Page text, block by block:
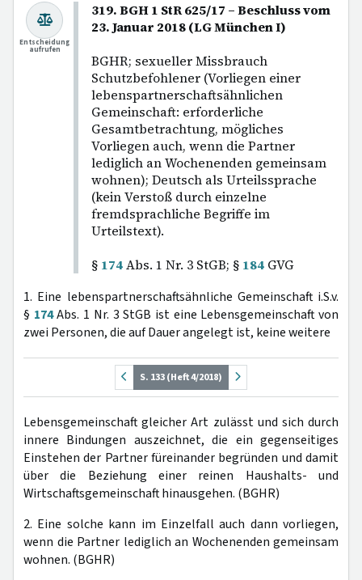
319. BGH 1 StR 625/17 – Beschluss vom
23. Januar 2018 (LG München I)
BGHR; sexueller Missbrauch
Schutzbefohlener (Vorliegen einer
lebenspartnerschaftsähnlichen
Gemeinschaft: erforderliche
Gesamtbetrachtung, mögliches
Vorliegen auch, wenn die Partner
lediglich an Wochenenden gemeinsam
wohnen); Deutsch als Urteilssprache
(kein Verstoß durch einzelne
fremdsprachliche Begriffe im
Urteilstext).
§ 174Abs. 1 Nr. 3 StGB; § 184 GVG
Entscheidung
aufrufen
1. Eine lebenspartnerschaftsähnliche Gemeinschaft i.S.v.
§ 174Abs. 1 Nr. 3 StGB ist eine Lebensgemeinschaft von
zwei Personen, die auf Dauer angelegt ist, keine weitere
S. 133 (Heft 4/2018)
Lebensgemeinschaft gleicher Art zulässt und sich durch
innere Bindungen auszeichnet, die ein gegenseitiges
Einstehen der Partner füreinander begründen und damit
über die Beziehung einer reinen Haushalts- und
Wirtschaftsgemeinschaft hinausgehen. (BGHR)
2. Eine solche kann im Einzelfall auch dann vorliegen,
wenn die Partner lediglich an Wochenenden gemeinsam
wohnen. (BGHR)